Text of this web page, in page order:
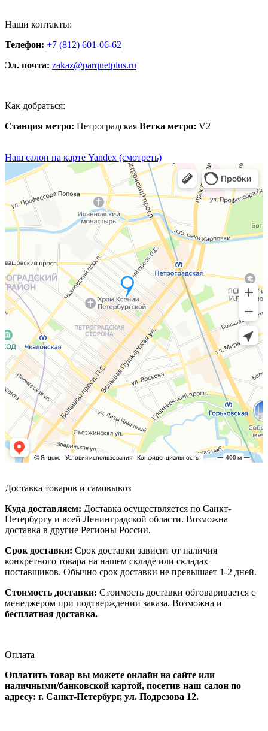
Наши контакты:
Телефон: +7 (812) 601-06-62
Эл. почта: zakaz@parquetplus.ru
Как добраться:
Станция метро: Петроградская Ветка метро: V2
Наш салон на карте Yandex (смотреть)
Доставка товаров и самовывоз
Куда доставляем: Доставка осуществляется по Санкт-
Петербургу и всей Ленинградской области. Возможна
доставка в другие Регионы России.
Срок доставки: Срок доставки зависит от наличия
конкретного товара на нашем складе или складах
поставщиков. Обычно срок доставки не превышает 1-2 дней.
Стоимость доставки: Стоимость доставки обговаривается с
менеджером при подтверждении заказа. Возможна и
бесплатная доставка.
Оплата
Оплатить товар вы можете онлайн на сайте или
наличными/банковской картой, посетив наш салон по
адресу: г. Санкт-Петербург, ул. Подрезова 12.